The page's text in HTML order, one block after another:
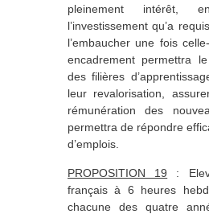
pleinement intérêt,
l’investissement qu’a
l’embaucher une fois
encadrement permettra
des filières
leur revalorisation,
rémunération des
permettra de répondre
d’emplois.
PROPOSITION 19 :
français à 6 heures
chacune des quatre